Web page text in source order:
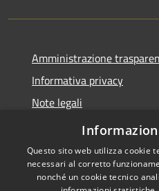
Amministrazione
Informativa privacy
Note legali
Dichiarazione di
Questo sito web utilizza cookie
necessari al corretto
nonché un cookie tecnico